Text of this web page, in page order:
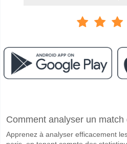
Le match entre Nottm Forest v
Quelle est l'équipe favorite
Comment analyser un
Apprenez à analyser efficacement